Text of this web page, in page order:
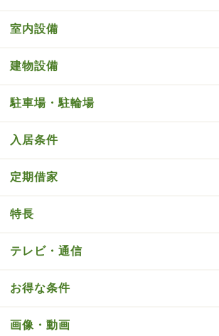
室内設備
建物設備
駐車場・駐輪場
入居条件
定期借家
特長
テレビ・通信
お得な条件
画像・動画